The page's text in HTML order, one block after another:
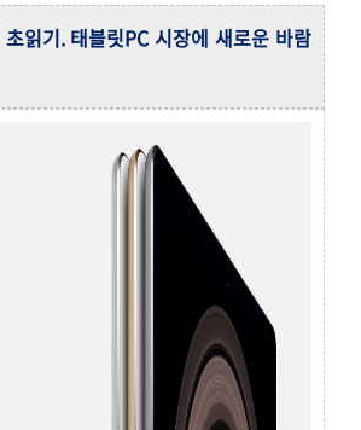
읽기. 태블릿PC 시장에 새로운 바람